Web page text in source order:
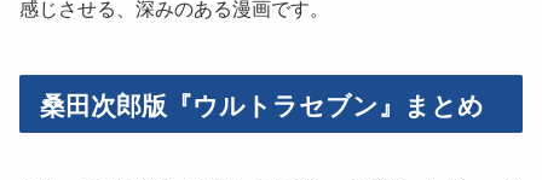
感じさせる、深みのある漫画です。
桑田次郎版『ウルトラセブン』まとめ